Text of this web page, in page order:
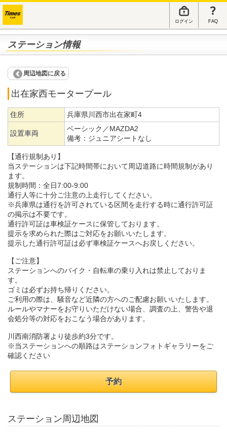
ログイン FAQ
ステーション情報
周辺地図に戻る
出在家西モータープール
住所 兵庫県川西市出在家町4
設置車両
ベーシック／MAZDA2
備考： ジュニアシートなし
【通行規制あり】
当ステーションは下記時間帯において周辺道路に時間規制があり
ます。
規制時間：全日7:00-9:00
通行人等に十分ご注意の上走行してください。
※兵庫県は通行を許可されている区間を走行する時に通行許可証
の掲示は不要です。
通行許可証は車検証ケースに保管しております。
提示を求められた際はご対応をお願いいたします。
提示した通行許可証は必ず車検証ケースへお戻しください。
【ご注意】
ステーションへのバイク・自転車の乗り入れは禁止しておりま
す。
ゴミは必ずお持ち帰りください。
ご利用の際は、騒音など近隣の方へのご配慮お願いいたします。
ルールやマナーをお守りいただけない場合、調査の上、警告や退
会処分等の対応をおこなう場合があります。
川西南消防署より徒歩約3分です。
※当ステーションへの順路はステーションフォトギャラリーをご
確認ください
予約
ステーション周辺地図